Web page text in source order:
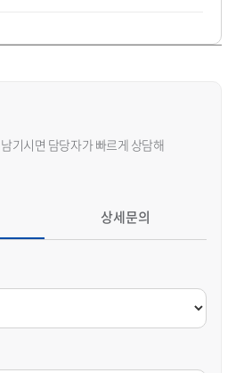
기시면 담당자가 빠르게 상담해
상세문의